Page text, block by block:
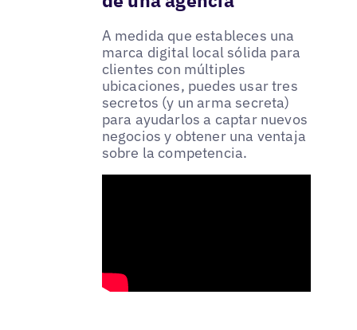
A medida que estableces una
marca digital local sólida para
clientes con múltiples
ubicaciones, puedes usar tres
secretos (y un arma secreta)
para ayudarlos a captar nuevos
negocios y obtener una ventaja
sobre la competencia.